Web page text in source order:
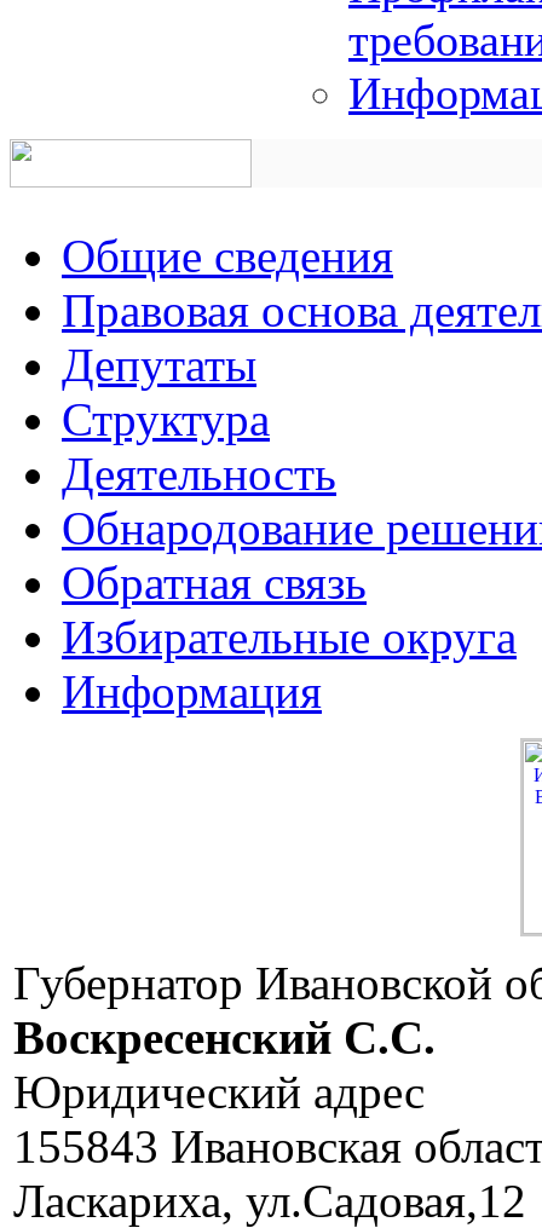
Общие сведения
Правовая основа
Депутаты
Структура
Деятельность
Обнародование
Обратная связь
Избирательные округа
Информация
Губернатор Ивановской
Воскресенский C.C.
Юридический адрес
155843 Ивановская
Ласкариха, ул.Садовая,12